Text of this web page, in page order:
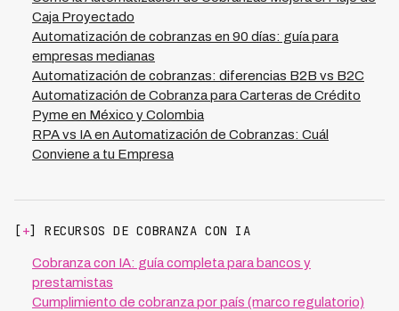
sin sacrificar tasas de recuperación, manteniendo la
tasa de 73% incluso en casos complejos.
Caja Proyectado
Automatización de cobranzas en 90 días: guía para
empresas medianas
Automatización de cobranzas: diferencias B2B vs B2C
Automatización de Cobranza para Carteras de Crédito
Pyme en México y Colombia
RPA vs IA en Automatización de Cobranzas: Cuál
Conviene a tu Empresa
[ +] RECURSOS DE COBRANZA CON IA
Cobranza con IA: guía completa para bancos y
prestamistas
Cumplimiento de cobranza por país (marco regulatorio)